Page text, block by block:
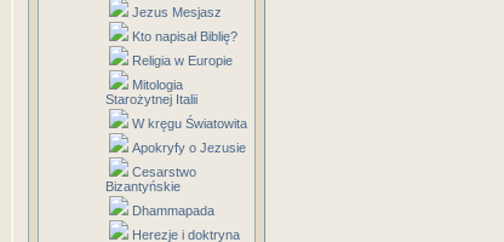
Jezus Mesjasz
Kto napisał Biblię?
Religia w Europie
Mitologia
Starożytnej Italii
W kręgu Światowita
Apokryfy o Jezusie
Cesarstwo
Bizantyńskie
Dhammapada
Herezje i doktryna